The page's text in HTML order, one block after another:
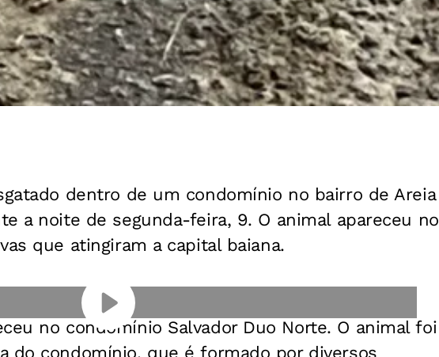
dentro de um condomínio no bairro de Areia
a noite de segunda-feira, 9. O animal apareceu no
que atingiram a capital baiana.
no condomínio Salvador Duo Norte. O animal foi
do condomínio, que é formado por diversos